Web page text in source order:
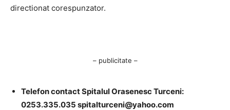
directionat corespunzator.
– publicitate –
Telefon contact Spitalul Orasenesc Turceni:
0253.335.035 spitalturceni@yahoo.com